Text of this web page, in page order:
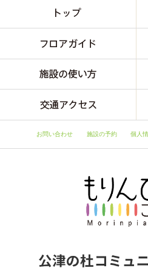
お問い合わせ 施設の予約 個人